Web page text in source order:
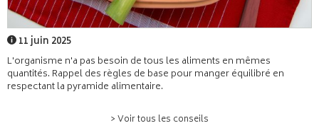
11 juin 2025
L'organisme n'a pas besoin de tous les aliments en mêmes
quantités. Rappel des règles de base pour manger équilibré en
respectant la pyramide alimentaire.
> Voir tous les conseils